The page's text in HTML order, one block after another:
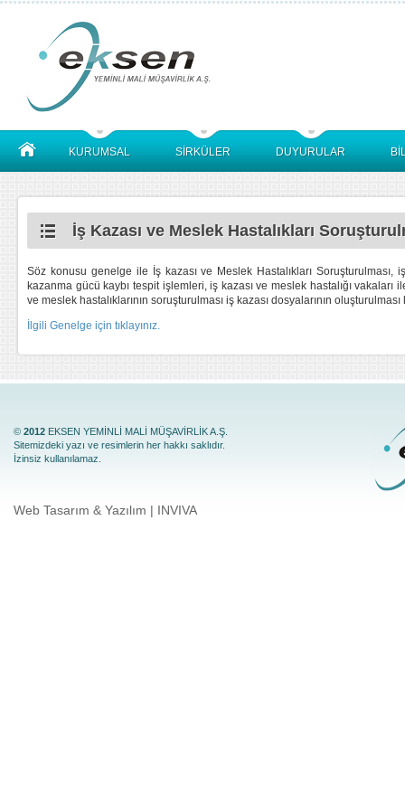
KURUMSAL SİRKÜLER DUYURULAR
İş Kazası ve Meslek Hastalıkları
Söz konusu genelge ile İş kazası ve Meslek Hastalıkları Soruşturulması,
kazanma gücü kaybı tespit işlemleri, iş kazası ve meslek hastalığı
ve meslek hastalıklarının soruşturulması iş kazası dosyalarının
İlgili Genelge için tıklayınız.
© 2012 EKSEN YEMİNLİ MALİ MÜŞAVİRLİK A.Ş.
Sitemizdeki yazı ve resimlerin her hakkı saklıdır.
İzinsiz kullanılamaz.
Web Tasarım & Yazılım | INVIVA